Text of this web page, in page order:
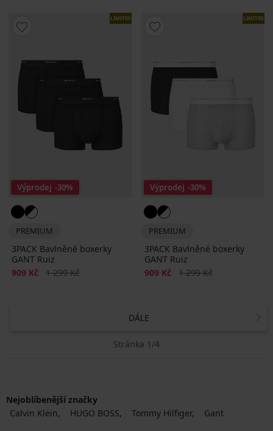
LIMITED
Výprodej -30%
PREMIUM
3PACK Bavlněné boxerky
GANT Ruiz
Sleva
909 Kč Původní cena
1 299 Kč
LIMITED
Výprodej -30%
PREMIUM
3PACK Bavlněné boxerky
GANT Ruiz
Sleva
909 Kč Původní cena
1 299 Kč
DÁLE
Stránka 1/4
Nejoblíbenější značky
Calvin Klein
HUGO BOSS Tommy Hilfiger Gant